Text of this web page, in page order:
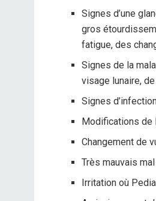
Signes d’une
gros
fatigue, des
Signes de la
visage lunaire,
Signes
Modifications de
Changement de
Très mauvais
Irritation où